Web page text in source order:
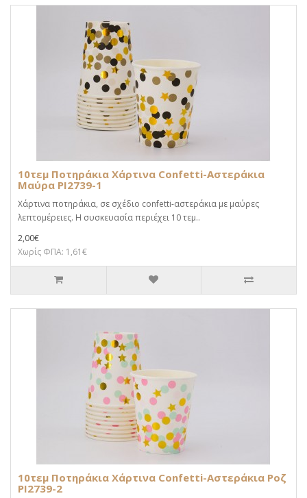
10τεμ Ποτηράκια Χάρτινα Confetti-Αστεράκια
Μαύρα PI2739-1
Χάρτινα ποτηράκια, σε σχέδιο confetti-αστεράκια με μαύρες
λεπτομέρειες. Η συσκευασία περιέχει 10 τεμ..
2,00€
Χωρίς ΦΠΑ: 1,61€
10τεμ Ποτηράκια Χάρτινα Confetti-Αστεράκια Ροζ
PI2739-2